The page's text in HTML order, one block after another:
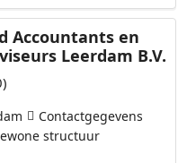
Accountants en
Leerdam B.V.
Contactgegevens
structuur